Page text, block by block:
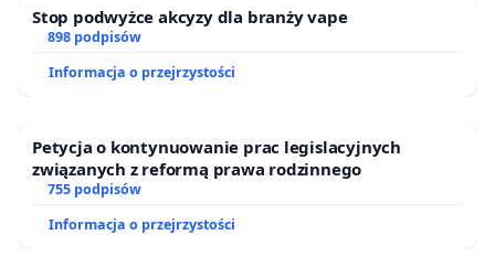
Stop podwyżce akcyzy dla branży vape
898 podpisów
Informacja o przejrzystości
Petycja o kontynuowanie prac legislacyjnych
związanych z reformą prawa rodzinnego
755 podpisów
Informacja o przejrzystości